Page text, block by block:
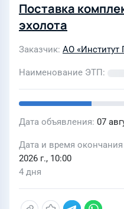
Поставка
эхолота
Заказчик АО «Институт
Наименование ЭТП
Дата объявления 07
Дата и время
2026 г., 10:00
4 дня